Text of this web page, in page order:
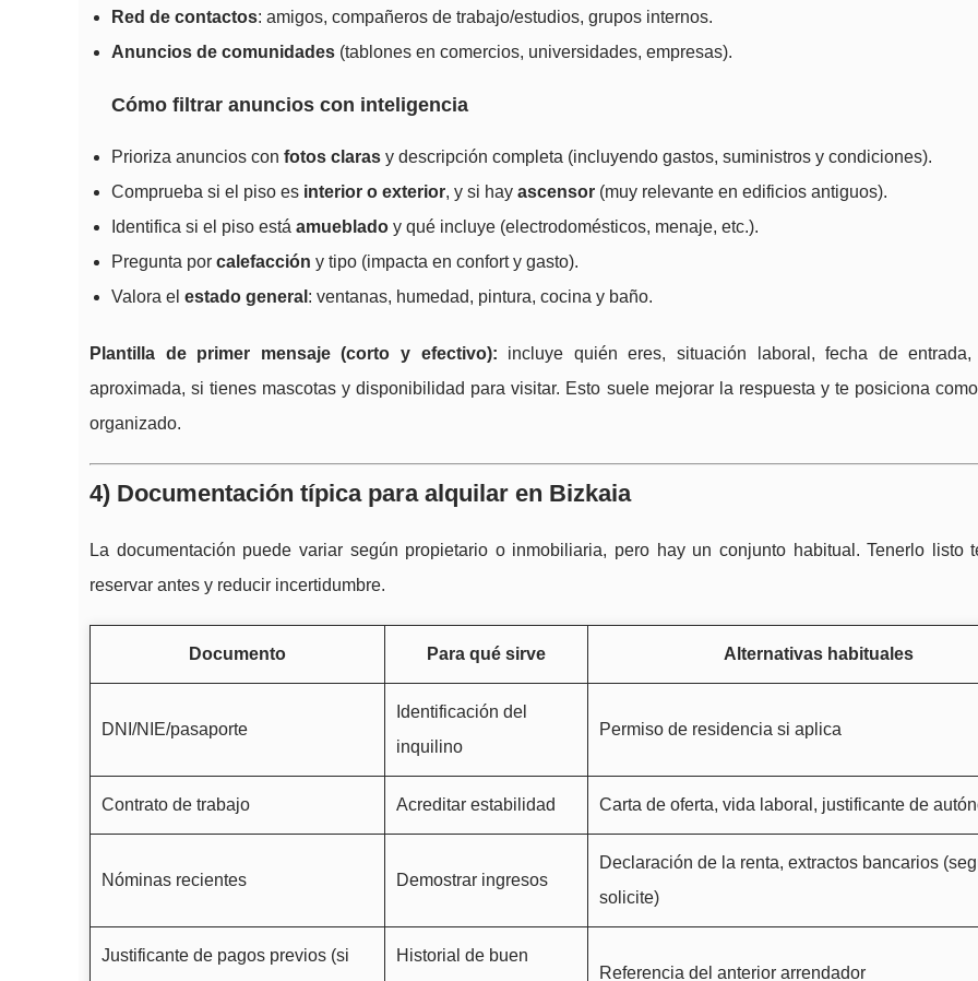
Red de contactos: amigos, compañeros de trabajo/estudios, grupos internos.
Anuncios de comunidades (tablones en comercios, universidades, empresas).
Cómo filtrar anuncios con inteligencia
Prioriza anuncios con fotos claras y descripción completa (incluyendo gastos, suministros y condiciones).
Comprueba si el piso es interior o exterior, y si hay ascensor (muy relevante en edificios antiguos).
Identifica si el piso está amueblado y qué incluye (electrodomésticos, menaje, etc.).
Pregunta por calefacción y tipo (impacta en confort y gasto).
Valora el estado general : ventanas, humedad, pintura, cocina y baño.
Plantilla de primer mensaje (corto y efectivo): incluye quién eres, situación laboral, fecha de entrada,
aproximada, si tienes mascotas y disponibilidad para visitar. Esto suele mejorar la respuesta y te posiciona
organizado.
4) Documentación típica para alquilar en Bizkaia
La documentación puede variar según propietario o inmobiliaria, pero hay un conjunto habitual. Tenerlo listo
reservar antes y reducir incertidumbre.
Documento Para qué sirve Alternativas habituales
DNI/NIE/pasaporte
Identificación del
inquilino
Permiso de residencia si aplica
Contrato de trabajo Acreditar estabilidad Carta de oferta, vida laboral, justificante de
Nóminas recientes Demostrar ingresos
Declaración de la renta, extractos bancarios
solicite)
Justificante de pagos previos (si
Historial de buen
Referencia del anterior arrendador